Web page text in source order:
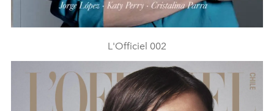
L'Officiel 002